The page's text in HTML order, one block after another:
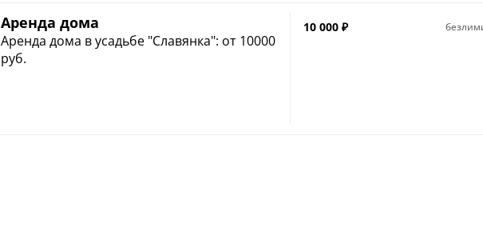
Аренда дома
Аренда дома в усадьбе "Славянка": от 10000
руб.
10 000 ₽